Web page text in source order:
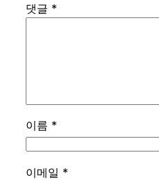
댓글 *
이름 *
이메일 *